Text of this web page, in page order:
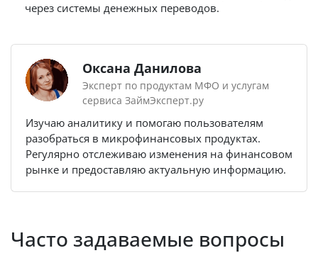
через системы денежных переводов.
Оксана Данилова
Эксперт по продуктам МФО и услугам
сервиса ЗаймЭксперт.ру
Изучаю аналитику и помогаю пользователям
разобраться в микрофинансовых продуктах.
Регулярно отслеживаю изменения на финансовом
рынке и предоставляю актуальную информацию.
Часто задаваемые вопросы